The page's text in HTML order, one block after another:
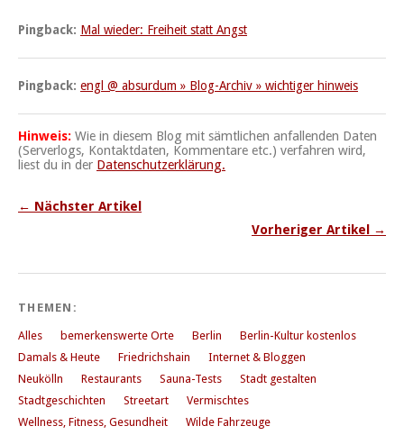
Pingback: Mal wieder: Freiheit statt Angst
Pingback: engl @ absurdum » Blog-Archiv » wichtiger hinweis
Hinweis: Wie in diesem Blog mit sämtlichen anfallenden Daten
(Serverlogs, Kontaktdaten, Kommentare etc.) verfahren wird,
liest du in der Datenschutzerklärung.
← Nächster Artikel
Vorheriger Artikel →
THEMEN:
Alles bemerkenswerte Orte Berlin
Berlin-Kultur kostenlos
Damals & Heute
Friedrichshain
Internet & Bloggen
Neukölln
Restaurants Sauna-Tests
Stadt gestalten
Stadtgeschichten
Streetart
Vermischtes
Wellness, Fitness, Gesundheit
Wilde Fahrzeuge